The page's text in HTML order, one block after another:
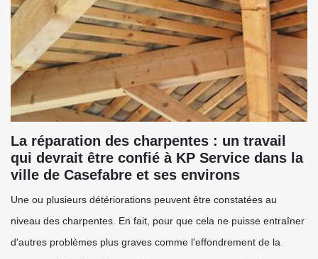
La réparation des charpentes : un travail
qui devrait être confié à KP Service dans la
ville de Casefabre et ses environs
Une ou plusieurs détériorations peuvent être constatées au
niveau des charpentes. En fait, pour que cela ne puisse entraîner
d'autres problèmes plus graves comme l'effondrement de la